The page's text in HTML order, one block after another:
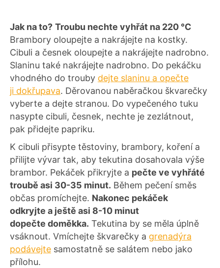
Jak na to? Troubu nechte vyhřát na 220 °C
Brambory oloupejte a nakrájejte na kostky.
Cibuli a česnek oloupejte a nakrájejte nadrobno.
Slaninu také nakrájejte nadrobno. Do pekáčku
vhodného do trouby dejte slaninu a opečte
ji dokřupava. Děrovanou naběračkou škvarečky
vyberte a dejte stranou. Do vypečeného tuku
nasypte cibuli, česnek, nechte je zezlátnout,
pak přidejte papriku.
K cibuli přisypte těstoviny, brambory, koření a
přilijte vývar tak, aby tekutina dosahovala výše
brambor. Pekáček přikryjte a pečte ve vyhřáté
troubě asi 30-35 minut. Během pečení směs
občas promíchejte. Nakonec pekáček
odkryjte a ještě asi 8-10 minut
dopečte doměkka. Tekutina by se měla úplně
vsáknout. Vmíchejte škvarečky a grenadýra
podávejte samostatně se salátem nebo jako
přílohu.